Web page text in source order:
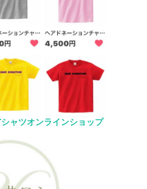
ャツオンラインショップ